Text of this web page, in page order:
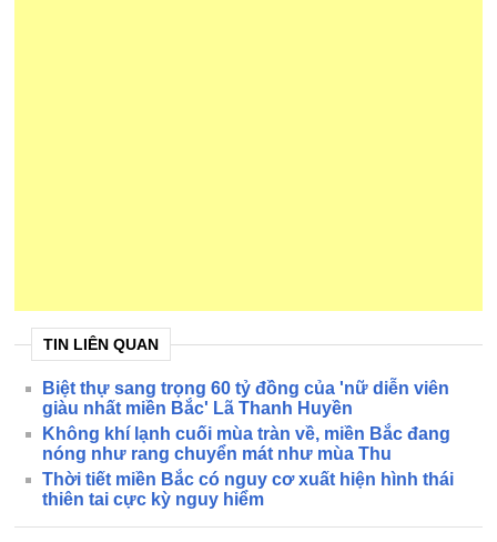
TIN LIÊN QUAN
Biệt thự sang trọng 60 tỷ đồng của 'nữ diễn viên
giàu nhất miền Bắc' Lã Thanh Huyền
Không khí lạnh cuối mùa tràn về, miền Bắc đang
nóng như rang chuyển mát như mùa Thu
Thời tiết miền Bắc có nguy cơ xuất hiện hình thái
thiên tai cực kỳ nguy hiểm